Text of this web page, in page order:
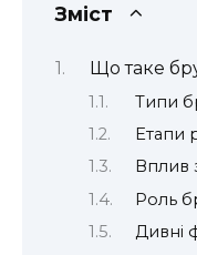
Зміст
Що таке
Типи
Етапи
Вплив
Роль
Дивні